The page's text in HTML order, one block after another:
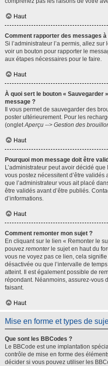
Haut
Comment rapporter des messages
Si l’administrateur l’a permis, allez
voir un bouton pour rapporter le
aux étapes nécessaires pour le faire.
Haut
À quoi sert le bouton « Sauvegarder
message ?
Il vous permet de sauvegarder des
poster ultérieurement. Pour les
(ongletAperçu --> Gestion des
Haut
Pourquoi mon message doit être
L’administrateur peut avoir décidé
vous postez nécessitent d’être validés
que l’administrateur vous ait placé
être validés avant d’être publiés.
d’informations.
Haut
Comment remonter mon sujet ?
En cliquant sur le lien « Remonter le
pouvez remonterle sujet en haut du
vous ne voyez pas ce lien, cela
désactivée ou que l’intervalle de
atteint. Il est également possible de
répondant. Néanmoins, assurez-vous
faisant.
Haut
Mise en forme et types de
Que sont les BBCodes ?
Le BBCode est une implantation
contrôle de mise en forme des
décider si vous pouvez utiliser les